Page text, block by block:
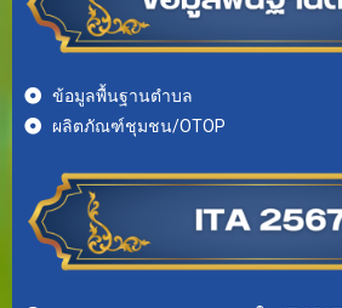
ข้อมูลพื้นฐานตำบล
ผลิตภัณฑ์ชุมชน/OTOP